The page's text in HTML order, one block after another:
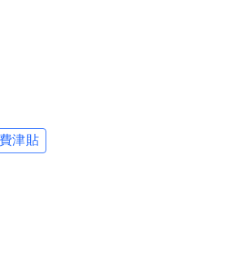
證照培訓，提升個人競爭力
休金6%提撥
體意外保險
及各項婚喪喜慶補助
利金制度
發展規劃
津貼